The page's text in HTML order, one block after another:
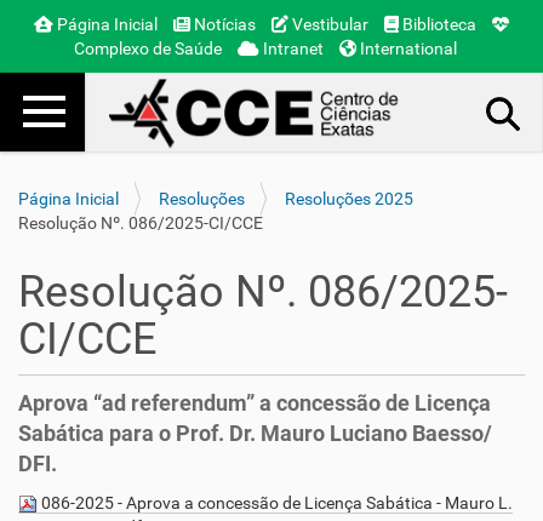
Página Inicial Notícias Vestibular
Biblioteca
Complexo de Saúde
Intranet International
Toggle navigation
Página Inicial
Resoluções
Resoluções 2025
Resolução Nº. 086/2025-CI/CCE
Resolução Nº. 086/2025-
CI/CCE
Aprova “ad referendum” a concessão de Licença
Sabática para o Prof. Dr. Mauro Luciano Baesso/
DFI.
086-2025 - Aprova a concessão de Licença Sabática - Mauro L.